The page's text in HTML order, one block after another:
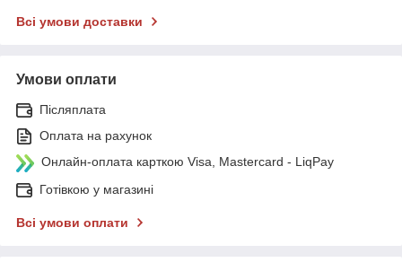
Всі умови доставки
Умови оплати
Післяплата
Оплата на рахунок
Онлайн-оплата карткою Visa, Mastercard - LiqPay
Готівкою у магазині
Всі умови оплати